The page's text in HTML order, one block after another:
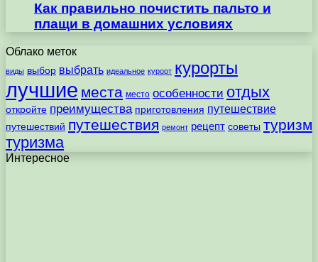
Как правильно почистить пальто и
плащи в домашних условиях
Облако меток
виды выбор выбрать идеальное курорт курорты
лучшие места место особенности отдых
откройте преимущества приготовления путешествие
путешествий путешествия ремонт рецепт советы туризм
туризма
Интересное